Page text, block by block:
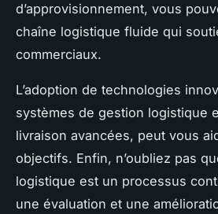
d’approvisionnement, vous
chaîne logistique fluide qui
commerciaux.
L’adoption de technologies
systèmes de gestion logistique
livraison avancées, peut vous
objectifs. Enfin, n’oubliez pas
logistique est un processus
une évaluation et une